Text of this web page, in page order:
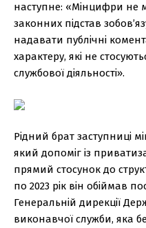
наступне: «Мінцифри не
законних підстав
надавати публічні
характеру, які не
службової діяльності».
Рідний брат заступниці
який допоміг із
прямий стосунок до
по 2023 рік він обіймав
Генеральній дирекції
виконавчої служби, яка